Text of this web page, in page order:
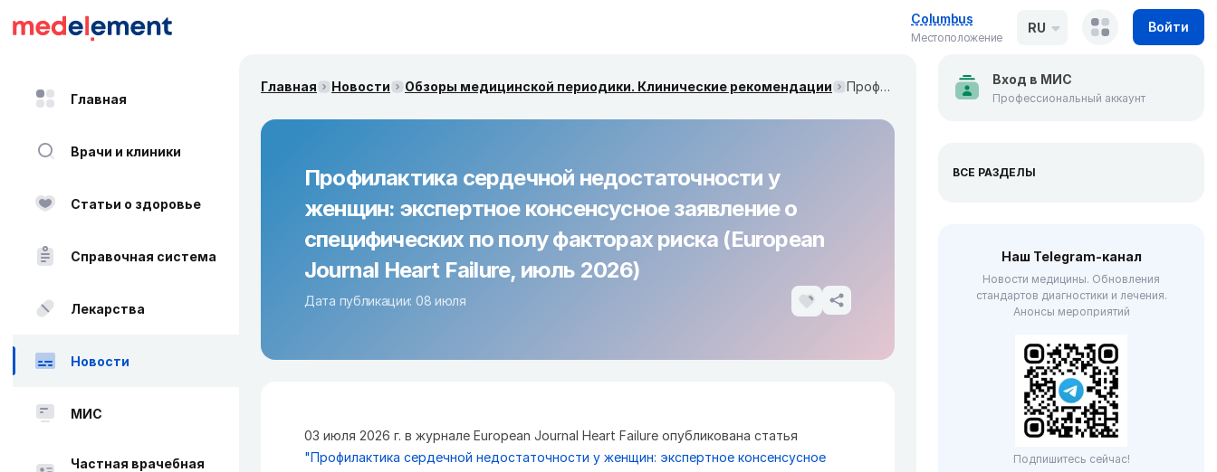
Columbus
Местоположение
RU Войти
Главная
Врачи и клиники
Статьи о здоровье
Справочная система
Лекарства
Новости
МИС
Частная врачебная
Главная Новости Обзоры медицинской периодики. Клинические рекомендации Профилактика сердечной недостаточности у женщин: экспертное консенсусное заявление о специфических по полу факторах риска (European Journal Heart Failure, июль 2026)
Профилактика сердечной недостаточности у
женщин: экспертное консенсусное заявление о
специфических по полу факторах риска (European
Journal Heart Failure, июль 2026)
Дата публикации: 08 июля
03 июля 2026 г. в журнале European Journal Heart Failure опубликована статья
"Профилактика сердечной недостаточности у женщин: экспертное консенсусное
Вход в МИС
Профессиональный аккаунт
ВСЕ РАЗДЕЛЫ
Наш Telegram-канал
Новости медицины. Обновления
стандартов диагностики и лечения.
Анонсы мероприятий
Подпишитесь сейчас!